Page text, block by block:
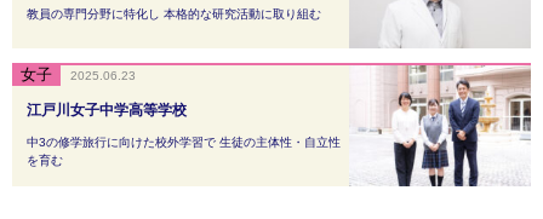
教員の専門分野に特化し 本格的な研究活動に取り組む
江戸川女子中学高等学校
中3の修学旅行に向けた校外学習で 生徒の主体性・自立性
を育む
2025.06.23